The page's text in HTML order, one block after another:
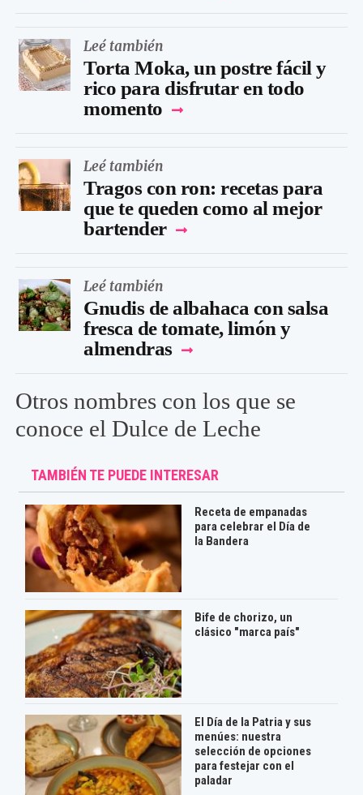
Leé también
Torta Moka, un postre fácil y
rico para disfrutar en todo
momento
Leé también
Tragos con ron: recetas para
que te queden como al mejor
bartender
Leé también
Gnudis de albahaca con salsa
fresca de tomate, limón y
almendras
Otros nombres con los que se
conoce el Dulce de Leche
TAMBIÉN TE PUEDE INTERESAR
Receta de empanadas
para celebrar el Día de
la Bandera
Bife de chorizo, un
clásico "marca país"
El Día de la Patria y sus
menúes: nuestra
selección de opciones
para festejar con el
paladar